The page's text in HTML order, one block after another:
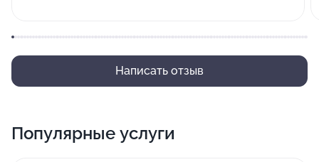
Написать отзыв
Популярные услуги